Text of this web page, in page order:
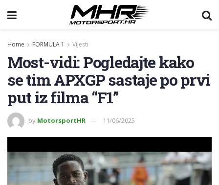
Home FORMULA 1 Vijesti
Most-vidi: Pogledajte kako
se tim APXGP sastaje po prvi
put iz filma “F1”
by MotorsportHR 11/06/2025